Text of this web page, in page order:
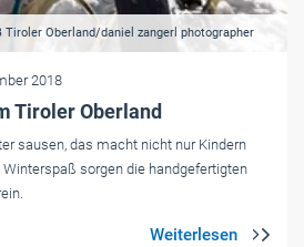
Tiroler Oberland/daniel zangerl photographer
2018
Tiroler Oberland
sausen, das macht nicht nur Kindern
sorgen die handgefertigten